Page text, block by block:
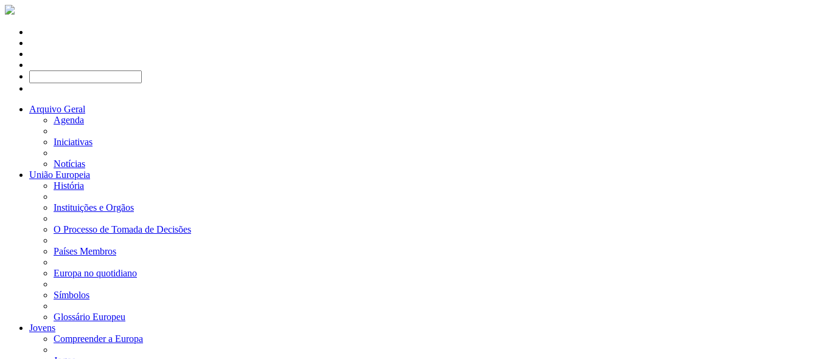
Arquivo Geral
Agenda
Iniciativas
Notícias
União Europeia
História
Instituições e Orgãos
O Processo de Tomada de Decisões
Países Membros
Europa no quotidiano
Símbolos
Glossário Europeu
Jovens
Compreender a Europa